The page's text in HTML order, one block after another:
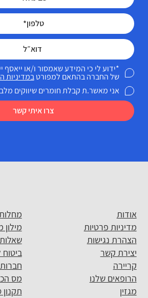
צרו איתי קשר
*ידוע לי כי המידע שאמסור ו/או ייאסף
של החברה בהתאם למפורטבמדיניות
אני מאשר.ת קבלת חומרים שיווקים
אודות
מדיניות פרטיות
הצהרת נגישות
יצירת קשר
קריירה
הרופאים שלנו
מגזין
מחלות
מילון
ביטוח
מס